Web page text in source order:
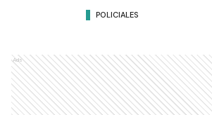
POLICIALES
Ads